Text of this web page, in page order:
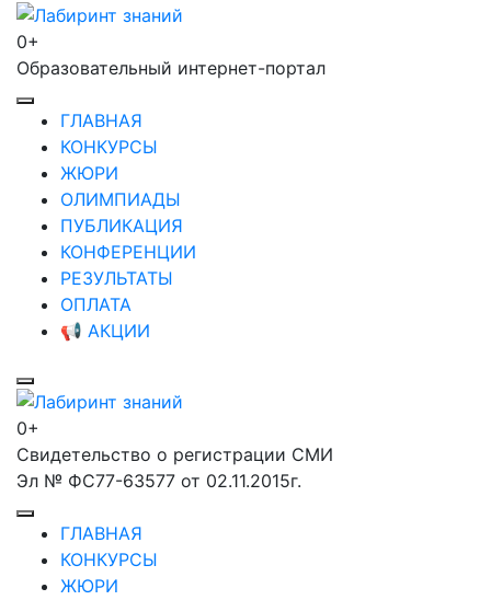
Перейти
содержимому
Enter)
Лабиринт знаний
0+
Образовательный интернет-портал
ГЛАВНАЯ
КОНКУРСЫ
ЖЮРИ
ОЛИМПИАДЫ
ПУБЛИКАЦИЯ
КОНФЕРЕНЦИИ
РЕЗУЛЬТАТЫ
ОПЛАТА
📢 АКЦИИ
Лабиринт знаний
0+
Свидетельство о регистрации СМИ
Эл № ФС77-63577 от 02.11.2015г.
ГЛАВНАЯ
КОНКУРСЫ
ЖЮРИ